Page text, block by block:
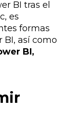
BI tras el
es
formas
así como
BI,